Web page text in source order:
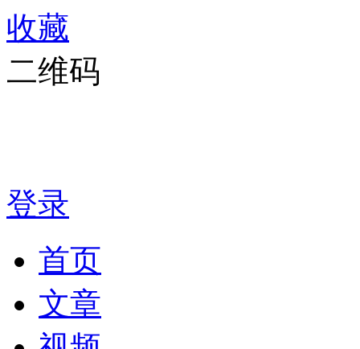
收藏
二维码
登录
首页
文章